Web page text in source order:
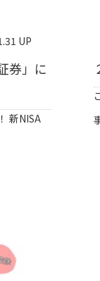
UP
券」に
新NISA